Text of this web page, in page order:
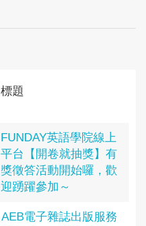
標題
FUNDAY英語學院線上
平台【開卷就抽獎】有
獎徵答活動開始囉，歡
迎踴躍參加～
AEB電子雜誌出版服務